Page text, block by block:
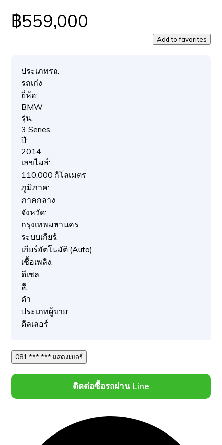
฿559,000
Add to favorites
ประเภทรถ:
รถเก๋ง
ยี่ห้อ:
BMW
รุ่น:
3 Series
ปี:
2014
เลขไมล์:
110,000 กิโลเมตร
ภูมิภาค:
ภาคกลาง
จังหวัด:
กรุงเทพมหานคร
ระบบเกียร์:
เกียร์อัตโนมัติ (Auto)
เชื้อเพลิง:
ดีเซล
สี:
ดำ
ประเภทผู้ขาย:
ดีลเลอร์
081 *** *** แสดงเบอร์
ติดต่อซื้อรถผ่าน Line